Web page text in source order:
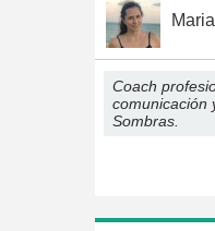
Coach
comunicación
Sombras.